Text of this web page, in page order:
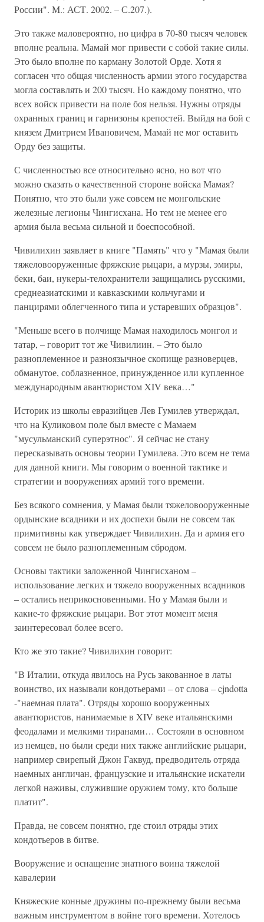
России". М.: АСТ. 2002. – С.207.).
Это также маловероятно, но цифра в 70-80 тысяч человек
вполне реальна. Мамай мог привести с собой такие силы.
Это было вполне по карману Золотой Орде. Хотя я
согласен что общая численность армии этого государства
могла составлять и 200 тысяч. Но каждому понятно, что
всех войск привести на поле боя нельзя. Нужны отряды
охранных границ и гарнизоны крепостей. Выйдя на бой с
князем Дмитрием Ивановичем, Мамай не мог оставить
Орду без защиты.
С численностью все относительно ясно, но вот что
можно сказать о качественной стороне войска Мамая?
Понятно, что это были уже совсем не монгольские
железные легионы Чингисхана. Но тем не менее его
армия была весьма сильной и боеспособной.
Чивилихин заявляет в книге "Память" что у "Мамая были
тяжеловооруженные фряжские рыцари, а мурзы, эмиры,
беки, баи, нукеры-телохранители защищались русскими,
среднеазиатскими и кавказскими кольчугами и
панцирями облегченного типа и устаревших образцов".
"Меньше всего в полчище Мамая находилось монгол и
татар, – говорит тот же Чивилиин. – Это было
разноплеменное и разноязычное скопище разноверцев,
обманутое, соблазненное, принужденное или купленное
международным авантюристом XIV века…"
Историк из школы евразийцев Лев Гумилев утверждал,
что на Куликовом поле был вместе с Мамаем
"мусульманский суперэтнос". Я сейчас не стану
пересказывать основы теории Гумилева. Это всем не тема
для данной книги. Мы говорим о военной тактике и
стратегии и вооружениях армий того времени.
Без всякого сомнения, у Мамая были тяжеловооруженные
ордынские всадники и их доспехи были не совсем так
примитивны как утверждает Чивилихин. Да и армия его
совсем не было разноплеменным сбродом.
Основы тактики заложенной Чингисханом –
использование легких и тяжело вооруженных всадников
– остались неприкосновенными. Но у Мамая были и
какие-то фряжские рыцари. Вот этот момент меня
заинтересовал более всего.
Кто же это такие? Чивилихин говорит:
"В Италии, откуда явилось на Русь закованное в латы
воинство, их называли кондотьерами – от слова – cjndotta
-"наемная плата". Отряды хорошо вооруженных
авантюристов, нанимаемые в XIV веке итальянскими
феодалами и мелкими тиранами… Состояли в основном
из немцев, но были среди них также английские рыцари,
например свирепый Джон Гаквуд, предводитель отряда
наемных англичан, французские и итальянские искатели
легкой наживы, служившие оружием тому, кто больше
платит".
Правда, не совсем понятно, где стоил отряды этих
кондотьеров в битве.
Вооружение и оснащение знатного воина тяжелой
кавалерии
Княжеские конные дружины по-прежнему были весьма
важным инструментом в войне того времени. Хотелось